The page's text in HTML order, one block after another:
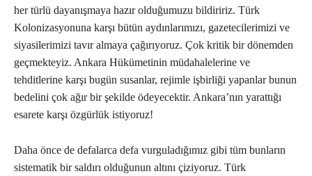
her türlü dayanışmaya hazır olduğumuzu bildiririz. Türk
Kolonizasyonuna karşı bütün aydınlarımızı, gazetecilerimizi ve
siyasilerimizi tavır almaya çağırıyoruz. Çok kritik bir dönemden
geçmekteyiz. Ankara Hükümetinin müdahalelerine ve
tehditlerine karşı bugün susanlar, rejimle işbirliği yapanlar bunun
bedelini çok ağır bir şekilde ödeyecektir. Ankara’nın yarattığı
esarete karşı özgürlük istiyoruz!
Daha önce de defalarca defa vurguladığımız gibi tüm bunların
sistematik bir saldırı olduğunun altını çiziyoruz. Türk